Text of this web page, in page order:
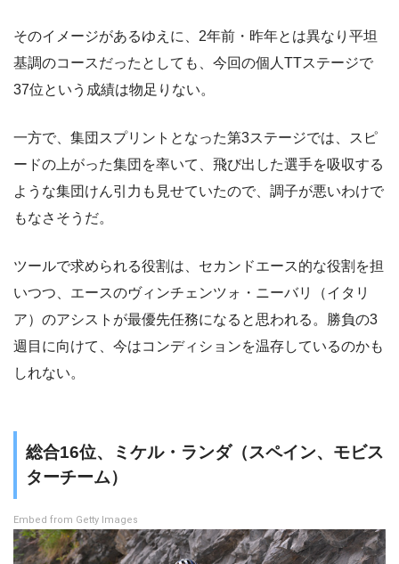
そのイメージがあるゆえに、2年前・昨年とは異なり平坦
基調のコースだったとしても、今回の個人TTステージで
37位という成績は物足りない。
一方で、集団スプリントとなった第3ステージでは、スピ
ードの上がった集団を率いて、飛び出した選手を吸収する
ような集団けん引力も見せていたので、調子が悪いわけで
もなさそうだ。
ツールで求められる役割は、セカンドエース的な役割を担
いつつ、エースのヴィンチェンツォ・ニーバリ（イタリ
ア）のアシストが最優先任務になると思われる。勝負の3
週目に向けて、今はコンディションを温存しているのかも
しれない。
総合16位、ミケル・ランダ（スペイン、モビス
ターチーム）
Embed from Getty Images